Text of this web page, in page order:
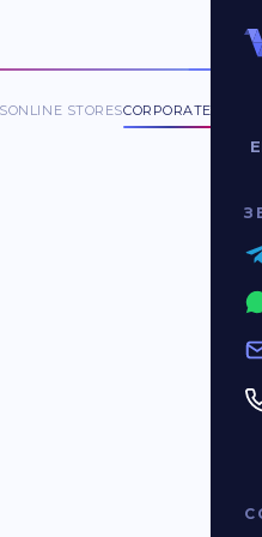
sites
ONLINE STORESCORPORATE SITES